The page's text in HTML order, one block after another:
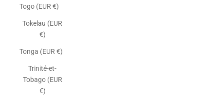
Togo (EUR €)
Tokelau (EUR
€)
Tonga (EUR €)
Trinité-et-
Tobago (EUR
€)